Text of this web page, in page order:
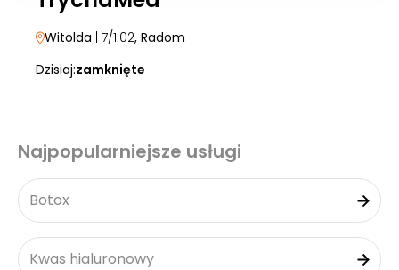
Witolda | 7/1.02, Radom
Dzisiaj:zamknięte
Najpopularniejsze usługi
Botox
Kwas hialuronowy